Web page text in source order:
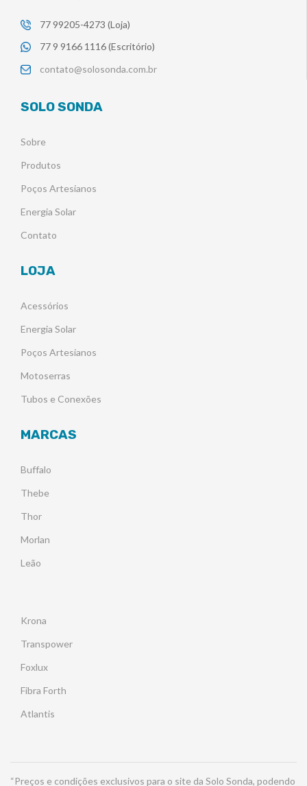
77 99205-4273 (Loja)
77 9 9166 1116 (Escritório)
contato@solosonda.com.br
SOLO SONDA
Sobre
Produtos
Poços Artesianos
Energia Solar
Contato
LOJA
Acessórios
Energia Solar
Poços Artesianos
Motoserras
Tubos e Conexões
MARCAS
Buffalo
Thebe
Thor
Morlan
Leão
Krona
Transpower
Foxlux
Fibra Forth
Atlantis
“Preços e condições exclusivos para o site da Solo Sonda, podendo